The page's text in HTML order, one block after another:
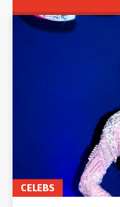
Dolly Parton